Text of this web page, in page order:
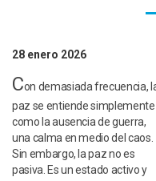
28 enero 2026
Con demasiada frecuencia,
paz se entiende simplemente
como la ausencia de guerra,
una calma en medio del caos.
Sin embargo, la paz no es
pasiva. Es un estado activo y